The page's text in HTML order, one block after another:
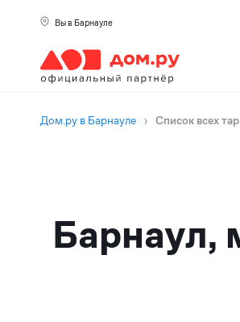
Вы в Барнауле
Дом.ру в Барнауле › Список всех
Барнаул,